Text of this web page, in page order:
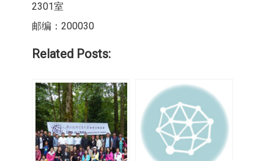
2301室
邮编：200030
Related Posts: